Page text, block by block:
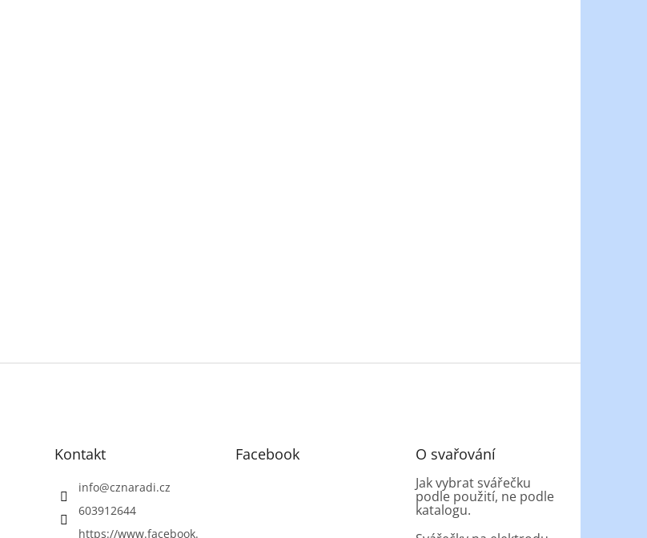
Kontakt
info@cznaradi.cz
603912644
https://www.facebook.
Facebook O svařování
Jak vybrat svářečku
podle použití, ne podle
katalogu.